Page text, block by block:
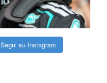
Segui su Instagram